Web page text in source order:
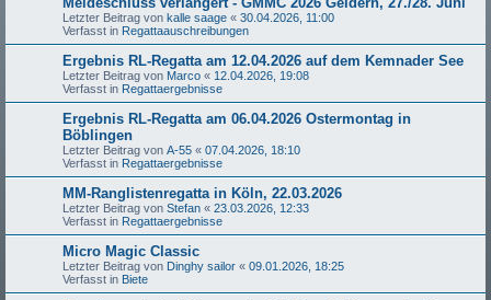
Letzter Beitrag von kalle saage « 30.04.2026, 11:00
Verfasst in Regattaauschreibungen
Ergebnis RL-Regatta am 12.04.2026 auf dem Kemnader See
Letzter Beitrag von Marco « 12.04.2026, 19:08
Verfasst in Regattaergebnisse
Ergebnis RL-Regatta am 06.04.2026 Ostermontag in
Böblingen
Letzter Beitrag von A-55 « 07.04.2026, 18:10
Verfasst in Regattaergebnisse
MM-Ranglistenregatta in Köln, 22.03.2026
Letzter Beitrag von Stefan « 23.03.2026, 12:33
Verfasst in Regattaergebnisse
Micro Magic Classic
Letzter Beitrag von Dinghy sailor « 09.01.2026, 18:25
Verfasst in Biete